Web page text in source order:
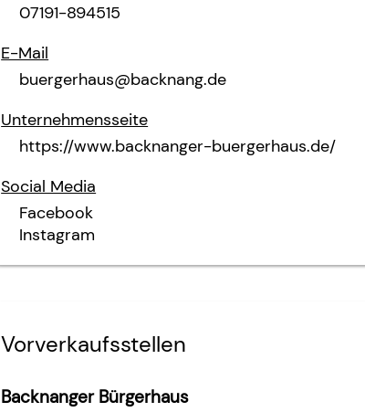
07191-894515
E-Mail
buergerhaus@backnang.de
Unternehmensseite
https://www.backnanger-buergerhaus.de/
Social Media
Facebook
Instagram
Vorverkaufsstellen
Backnanger Bürgerhaus